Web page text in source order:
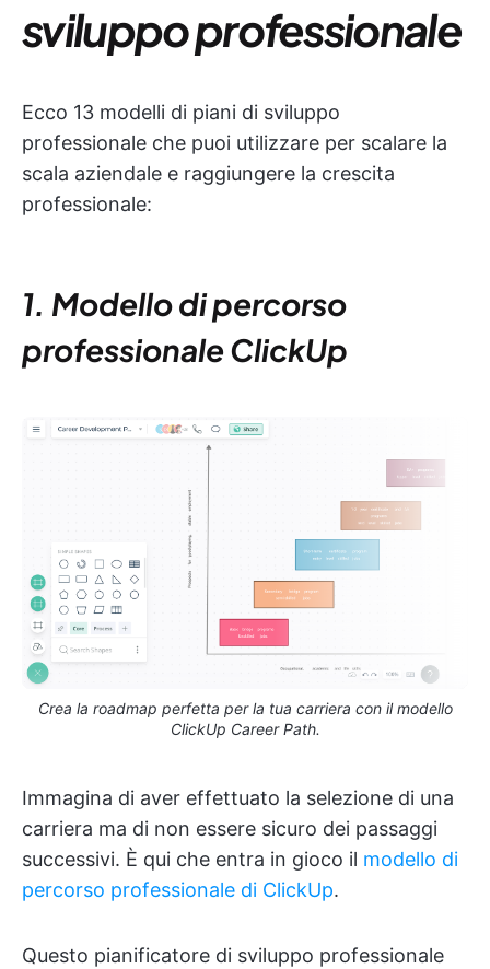
sviluppo professionale
Ecco 13 modelli di piani di sviluppo
professionale che puoi utilizzare per scalare la
scala aziendale e raggiungere la crescita
professionale:
1. Modello di percorso
professionale ClickUp
Crea la roadmap perfetta per la tua carriera con il modello
ClickUp Career Path.
Immagina di aver effettuato la selezione di una
carriera ma di non essere sicuro dei passaggi
successivi. È qui che entra in gioco il modello di
percorso professionale di ClickUp.
Questo pianificatore di sviluppo professionale